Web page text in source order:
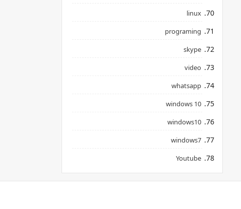
linux
programing
skype
video
whatsapp
windows 10
windows10
windows7
Youtube